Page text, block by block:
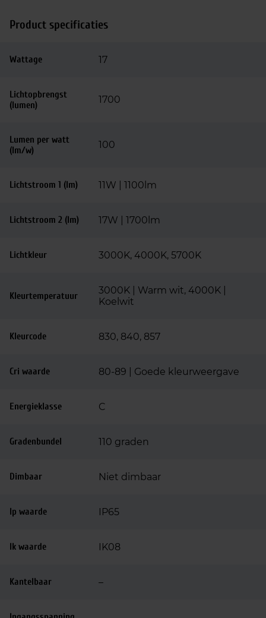
Product specificaties
Wattage 17
Lichtopbrengst
(lumen)
1700
Lumen per watt
(lm/w)
100
Lichtstroom 1 (lm) 11W | 1100lm
Lichtstroom 2 (lm) 17W | 1700lm
Lichtkleur 3000K, 4000K, 5700K
Kleurtemperatuur
3000K | Warm wit, 4000K |
Koelwit
Kleurcode 830, 840, 857
Cri waarde 80-89 | Goede kleurweergave
Energieklasse C
Gradenbundel 110 graden
Dimbaar Niet dimbaar
Ip waarde IP65
Ik waarde IK08
Kantelbaar –